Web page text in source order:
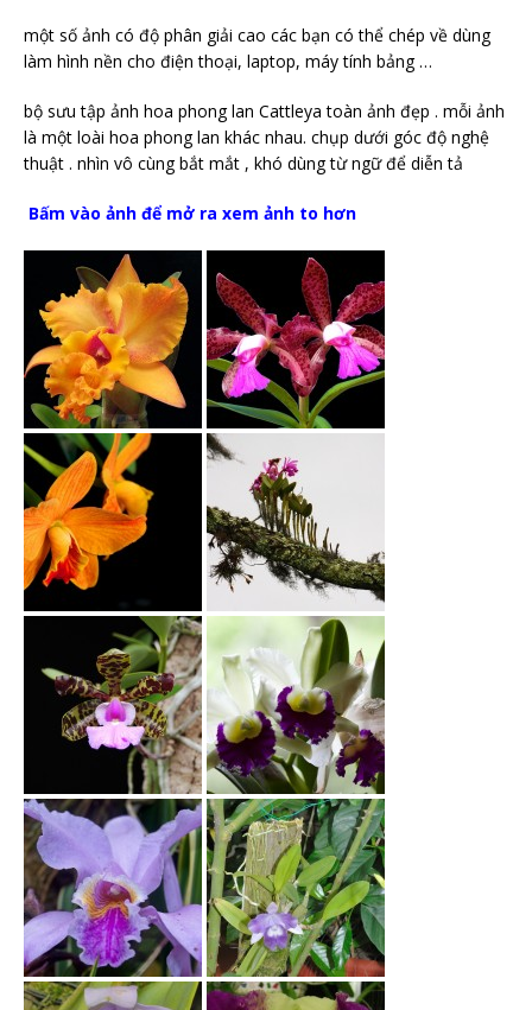
một số ảnh có độ phân giải cao các bạn có thể chép về dùng
làm hình nền cho điện thoại, laptop, máy tính bảng …
bộ sưu tập ảnh hoa phong lan Cattleya toàn ảnh đẹp . mỗi ảnh
là một loài hoa phong lan khác nhau. chụp dưới góc độ nghệ
thuật . nhìn vô cùng bắt mắt , khó dùng từ ngữ để diễn tả
Bấm vào ảnh để mở ra xem ảnh to hơn